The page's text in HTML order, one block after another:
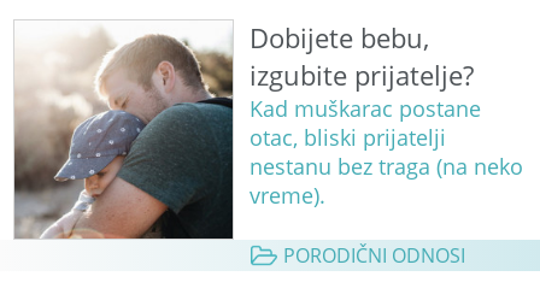
Dobijete bebu,
izgubite prijatelje?
Kad muškarac postane
otac, bliski prijatelji
nestanu bez traga (na neko
vreme).
PORODIČNI ODNOSI